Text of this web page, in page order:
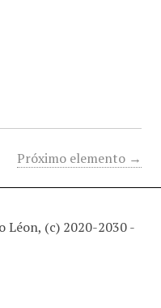
Próximo elemento →
Léon, (c) 2020-2030 -